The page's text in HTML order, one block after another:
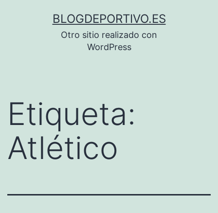
BLOGDEPORTIVO.ES
Otro sitio realizado con
WordPress
Etiqueta:
Atlético